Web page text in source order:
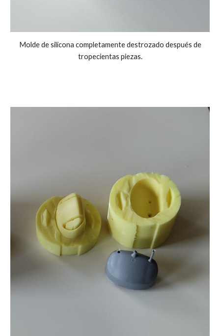
Molde de silicona completamente destrozado después de
tropecientas piezas.